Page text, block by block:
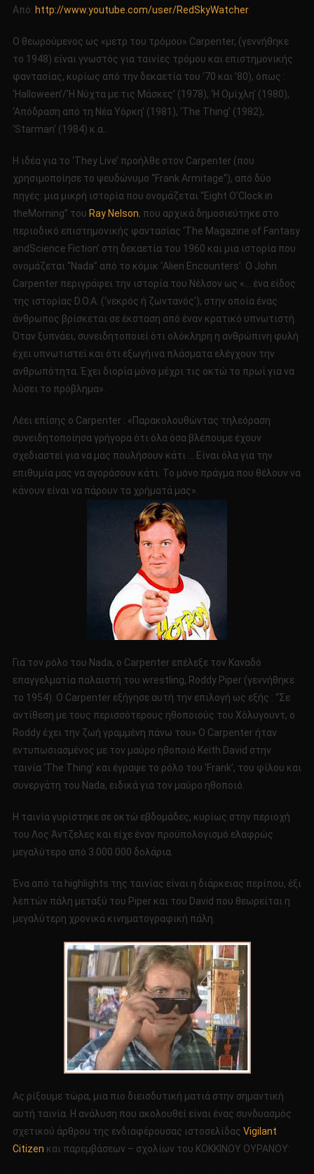
Από: http://www.youtube.com/user/RedSkyWatcher
Ο θεωρούμενος ως «μετρ του τρόμου» Carpenter, (γεννήθηκε
το 1948) είναι γνωστός για ταινίες τρόμου και επιστημονικής
φαντασίας, κυρίως από την δεκαετία του ‘70 και ’80), όπως :
‘Halloween’/’Η Νύχτα με τις Μάσκες’ (1978), ‘Η Ομίχλη’ (1980),
‘Απόδραση από τη Νέα Υόρκη’ (1981), ‘The Thing’ (1982),
‘Starman’ (1984) κ.α..
Η ιδέα για το ‘They Live’ προήλθε στον Carpenter (που
χρησιμοποίησε το ψευδώνυμο “Frank Armitage”), από δύο
πηγές: μια μικρή ιστορία που ονομάζεται “Eight O’Clock in
theMorning” του Ray Nelson, που αρχικά δημοσιεύτηκε στο
περιοδικό επιστημονικής φαντασίας ‘The Magazine of Fantasy
andScience Fiction’ στη δεκαετία του 1960 και μια ιστορία που
ονομάζεται “Nada” από το κόμικ ‘Alien Encounters’. Ο John
Carpenter περιγράφει την ιστορία του Νέλσον ως «… ένα είδος
της ιστορίας D.O.A. (‘νεκρός ή ζωντανός’), στην οποία ένας
άνθρωπος βρίσκεται σε έκσταση από έναν κρατικό υπνωτιστή.
Όταν ξυπνάει, συνειδητοποιεί ότι ολόκληρη η ανθρώπινη φυλή
έχει υπνωτιστεί και ότι εξωγήινα πλάσματα ελέγχουν την
ανθρωπότητα. Έχει διορία μόνο μέχρι τις οκτώ το πρωί για να
λύσει το πρόβλημα».
Λέει επίσης ο Carpenter : «Παρακολουθώντας τηλεόραση
συνειδητοποίησα γρήγορα ότι όλα όσα βλέπουμε έχουν
σχεδιαστεί για να μας πουλήσουν κάτι … Είναι όλα για την
επιθυμία μας να αγοράσουν κάτι. Το μόνο πράγμα που θέλουν να
κάνουν είναι να πάρουν τα χρήματά μας».
Για τον ρόλο του Nada, ο Carpenter επέλεξε τον Καναδό
επαγγελματία παλαιστή του wrestling, Roddy Piper (γεννήθηκε
το 1954). O Carpenter εξήγησε αυτή την επιλογή ως εξής : “Σε
αντίθεση με τους περισσότερους ηθοποιούς του Χόλυγουντ, ο
Roddy έχει την ζωή γραμμένη πάνω του» Ο Carpenter ήταν
εντυπωσιασμένος με τον μαύρο ηθοποιό Keith David στην
ταινία ‘The Thing’ και έγραψε το ρόλο του ‘Frank’, του φίλου και
συνεργάτη του Nada, ειδικά για τον μαύρο ηθοποιό.
Η ταινία γυρίστηκε σε οκτώ εβδομάδες, κυρίως στην περιοχή
του Λος Άντζελες και είχε έναν προϋπολογισμό ελαφρώς
μεγαλύτερο από 3.000.000 δολάρια.
Ένα από τα highlights της ταινίας είναι η διάρκειας περίπου, έξι
λεπτών πάλη μεταξύ του Piper και του David που θεωρείται η
μεγαλύτερη χρονικά κινηματογραφική πάλη.
Ας ρίξουμε τώρα, μια πιο διεισδυτική ματιά στην σημαντική
αυτή ταινία. Η ανάλυση που ακολουθεί είναι ένας συνδυασμός
σχετικού άρθρου της ενδιαφέρουσας ιστοσελίδας Vigilant
Citizen και παρεμβάσεων – σχολίων του ΚΟΚΚΙΝΟΥ ΟΥΡΑΝΟΥ: